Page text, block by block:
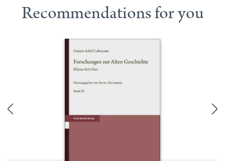
Recommendations for you